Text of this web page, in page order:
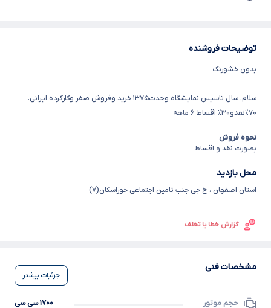
توضیحات فروشنده
بدون خشورنک
سلام. سال تاسیس نمایشگاه وحدت۱۳۷۵ خرید وفروش صفر وکارکرده ایرانی.
۷۰٪نقدو۳۰٪ اقساط ۶ ماهه
نحوه فروش
بصورت نقد و اقساط
محل بازدید
استان اصفهان ، خ جی جنب تامین اجتماعی خوراسکان(۷)
گزارش خطا یا تخلف
مشخصات فنی
جزئیات بیشتر
حجم موتور ۱۷۰۰ سی سی